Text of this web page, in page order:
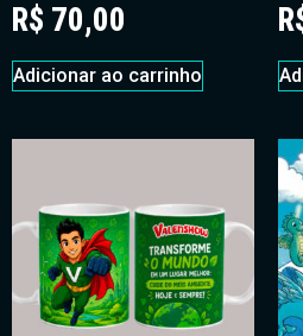
R$ 70,00
Adicionar ao carrinho